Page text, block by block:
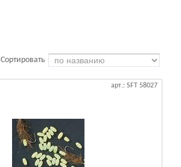
Сортировать
арт.: SFT 58027